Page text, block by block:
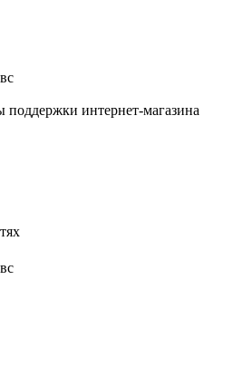
поддержки интернет-магазина